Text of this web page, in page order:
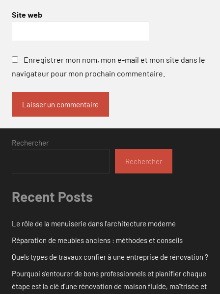
Site web
Enregistrer mon nom, mon e-mail et mon site dans le
navigateur pour mon prochain commentaire.
Rechercher
Rechercher
Recent Posts
Le rôle de la menuiserie dans l’architecture moderne
Réparation de meubles anciens : méthodes et conseils
Quels types de travaux confier à une entreprise de rénovation ?
Pourquoi s’entourer de bons professionnels et planifier chaque
étape est la clé d’une rénovation de maison fluide, maîtrisée et